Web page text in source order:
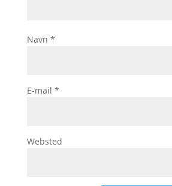
Navn *
E-mail *
Websted